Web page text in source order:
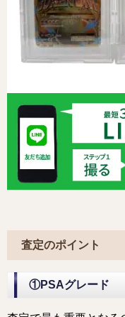
査定のポイント
①PSAグレード